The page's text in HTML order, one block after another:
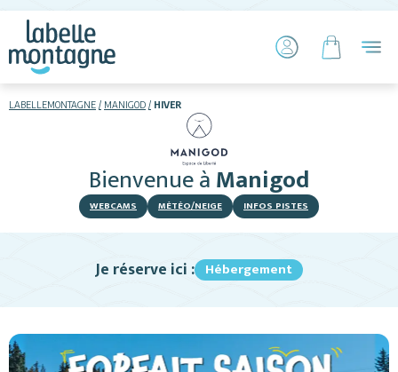
LABELLEMONTAGNE MANIGOD HIVER
BienvenueàManigod
WEBCAMS MÉTÉO/NEIGE INFOS PISTES
Hébergements
Je réserve ici : Hébergement